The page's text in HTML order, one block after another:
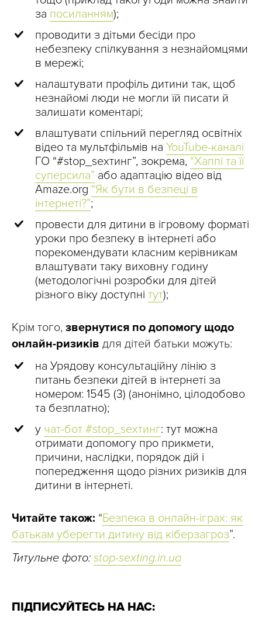
за посиланням);
проводити з дітьми бесіди про
небезпеку спілкування з незнайомцями
в мережі;
налаштувати профіль дитини так, щоб
незнайомі люди не могли їй писати й
залишати коментарі;
влаштувати спільний перегляд освітніх
відео та мультфільмів на YouTube-каналі
ГО “#stop_sexтинг”, зокрема, “Хаппі та її
суперсила” або адаптацію відео від
Amaze.org “Як бути в безпеці в
інтернеті?”;
провести для дитини в ігровому форматі
уроки про безпеку в інтернеті або
порекомендувати класним керівникам
влаштувати таку виховну годину
(методологічні розробки для дітей
різного віку доступні тут);
Крім того, звернутися по допомогу щодо
онлайн-ризиків для дітей батьки можуть:
на Урядову консультаційну лінію з
питань безпеки дітей в інтернеті за
номером: 1545 (3) (анонімно, цілодобово
та безплатно);
у чат-бот #stop_sexтинг: тут можна
отримати допомогу про прикмети,
причини, наслідки, порядок дій і
попередження щодо різних ризиків для
дитини в інтернеті.
Читайте також: “Безпека в онлайн-іграх: як
батькам уберегти дитину від кіберзагроз”.
Титульне фото: stop-sexting.in.ua
ПІДПИСУЙТЕСЬ НА НАС: